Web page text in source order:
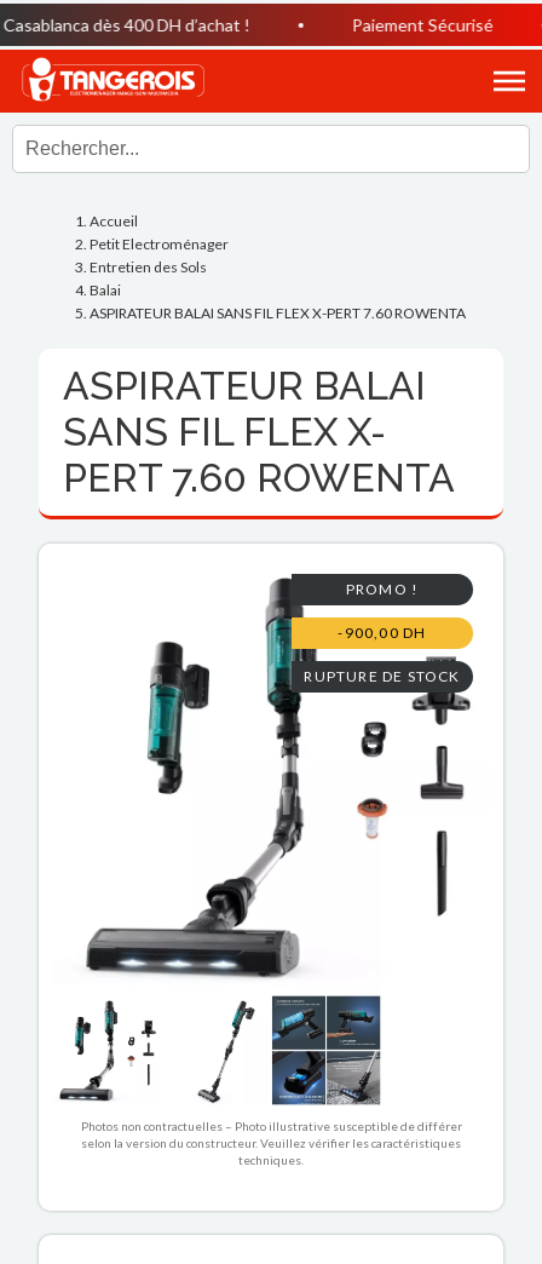
dès 400 DH d’achat ! Paiement Sécurisé
Accueil
Petit Electroménager
Entretien des Sols
Balai
ASPIRATEUR BALAI SANS FIL FLEX X-PERT 7.60 ROWENTA
ASPIRATEUR BALAI
SANS FIL FLEX X-
PERT 7.60 ROWENTA
PROMO !
-900,00 DH
RUPTURE DE STOCK
Photos non contractuelles – Photo illustrative susceptible de différer
selon la version du constructeur. Veuillez vérifier les caractéristiques
techniques.